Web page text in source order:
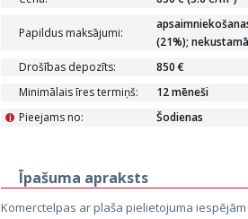
Papildus maksājumi:
(21%);
Drošības depozīts:
850 €
Minimālais īres termiņš:
12 mēneši
Pieejams no:
i Šodienas
Īpašuma apraksts
Komerctelpas ar plaša pielietojuma